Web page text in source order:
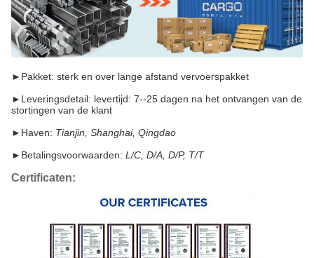
► Pakket: sterk en over lange afstand vervoerspakket
► Leveringsdetail: levertijd: 7--25 dagen na het ontvangen van de
stortingen van de klant
► Haven: Tianjin, Shanghai, Qingdao
► Betalingsvoorwaarden: L/C, D/A, D/P, T/T
Certificaten: